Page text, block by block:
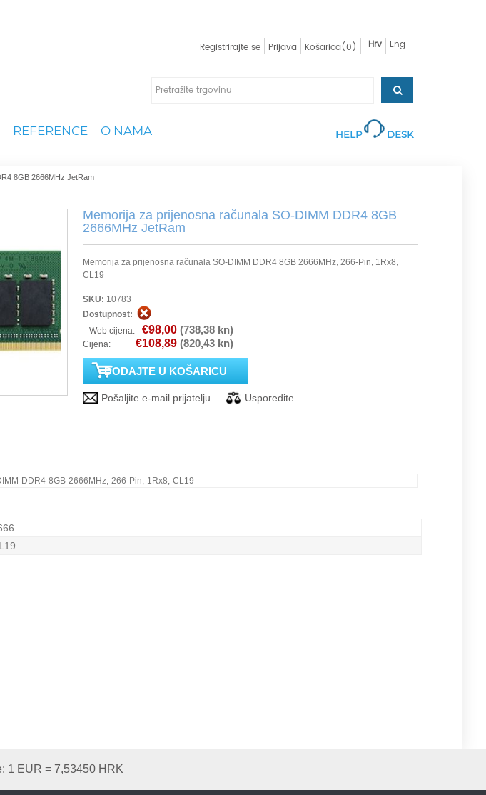
Registrirajte se Prijava Košarica(0) Hrv Eng
REFERENCE O NAMA HELP DESK
8GB 2666MHz JetRam
Memorija za prijenosna računala SO-DIMM DDR4 8GB
2666MHz JetRam
Memorija za prijenosna računala SO-DIMM DDR4 8GB 2666MHz, 266-Pin, 1Rx8,
CL19
SKU: 10783
Dostupnost:
Web cijena:
€98,00 (738,38 kn)
Cijena: €108,89 (820,43 kn)
DDR4 8GB 2666MHz, 266-Pin, 1Rx8, CL19
1 EUR = 7,53450 HRK